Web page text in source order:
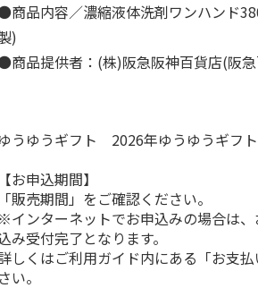
商品内容／濃縮液体洗剤ワンハンド
)
商品提供者：(株)阪急阪神百貨店(阪
ゆうゆうギフト 2026年ゆうゆうギフ
【お申込期間】
「販売期間」をご確認ください。
※インターネットでお申込みの場合は
み受付完了となります。
しくはご利用ガイド内にある「お支
さい。